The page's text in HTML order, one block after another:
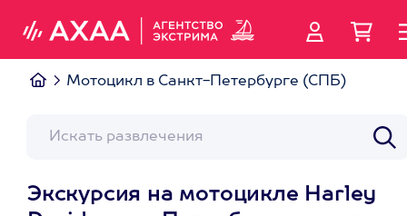
Мотоцикл в Санкт-Петербурге (СПБ)
Экскурсия на мотоцикле Harley